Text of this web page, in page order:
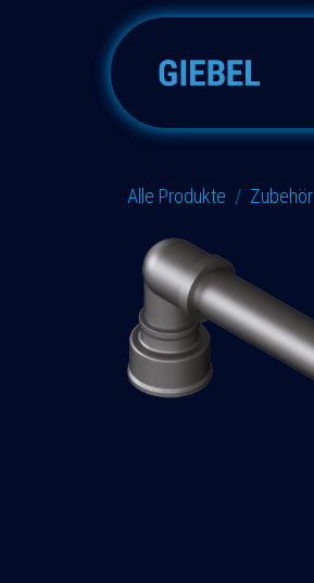
Zum Inhalt springen
Alle Produkte Zubehör